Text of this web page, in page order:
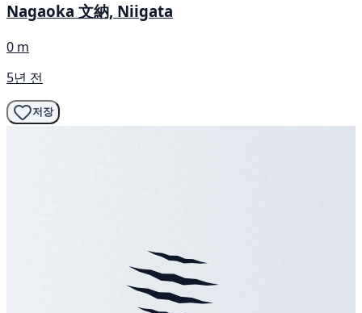
Nagaoka 文納, Niigata
0 m
5년 전
저장